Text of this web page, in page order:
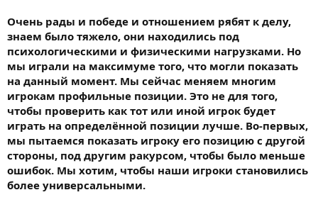
Очень рады и победе и отношением рябят к делу,
знаем было тяжело, они находились под
психологическими и физическими нагрузками. Но
мы играли на максимуме того, что могли показать
на данный момент. Мы сейчас меняем многим
игрокам профильные позиции. Это не для того,
чтобы проверить как тот или иной игрок будет
играть на определённой позиции лучше. Во-первых,
мы пытаемся показать игроку его позицию с другой
стороны, под другим ракурсом, чтобы было меньше
ошибок. Мы хотим, чтобы наши игроки становились
более универсальными.